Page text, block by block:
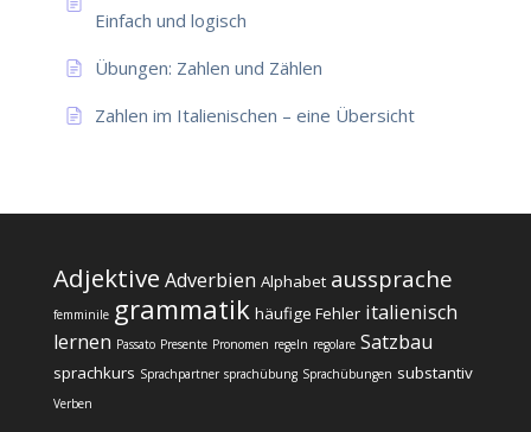
Einfach und logisch
Übungen: Zahlen und Zählen
Zahlen im Italienischen – eine Übersicht
Adjektive Adverbien Alphabet aussprache
femminile grammatik häufige Fehler italienisch
lernen Passato Presente Pronomen regeln regolare Satzbau
sprachkurs Sprachpartner sprachübung Sprachübungen substantiv
Verben